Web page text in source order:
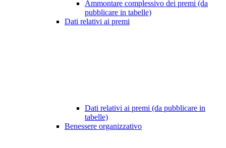
Ammontare complessivo dei premi (da
pubblicare in tabelle)
Dati relativi ai premi
Dati relativi ai premi (da pubblicare in
tabelle)
Benessere organizzativo